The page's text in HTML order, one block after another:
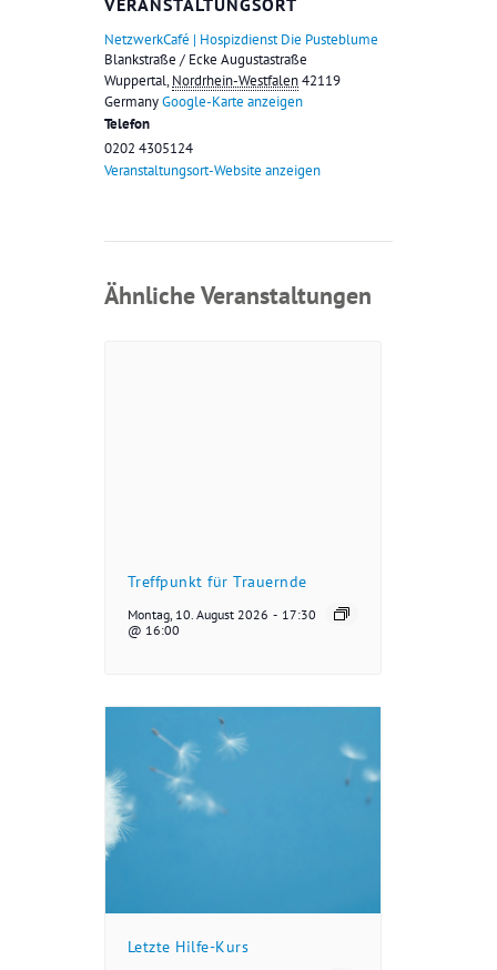
NetzwerkCafé | Hospizdienst Die Pusteblume
Blankstraße / Ecke Augustastraße
Wuppertal, Nordrhein-Westfalen42119
GermanyGoogle-Karte anzeigen
Telefon
0202 4305124
Veranstaltungsort-Website anzeigen
Ähnliche Veranstaltungen
Treffpunkt für Trauernde
Montag, 10. August 2026
@ 16:00
- 17:30
Letzte Hilfe-Kurs